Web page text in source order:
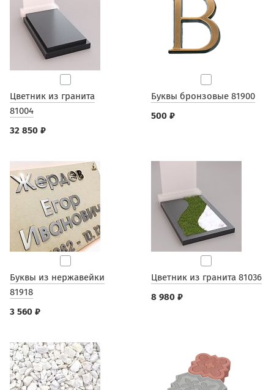
Цветник из гранита
81004
32 850 ₽
Буквы бронзовые 81900
500 ₽
Буквы из нержавейки
81918
3 560 ₽
Цветник из гранита 81036
8 980 ₽